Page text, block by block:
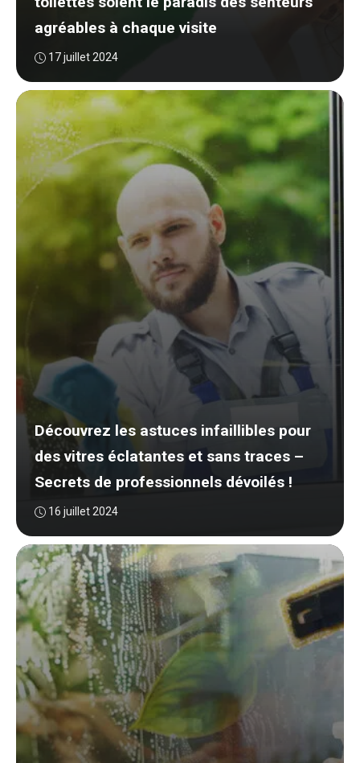
agréables à chaque visite
17 juillet 2024
Découvrez les astuces infaillibles pour
des vitres éclatantes et sans traces –
Secrets de professionnels dévoilés !
16 juillet 2024